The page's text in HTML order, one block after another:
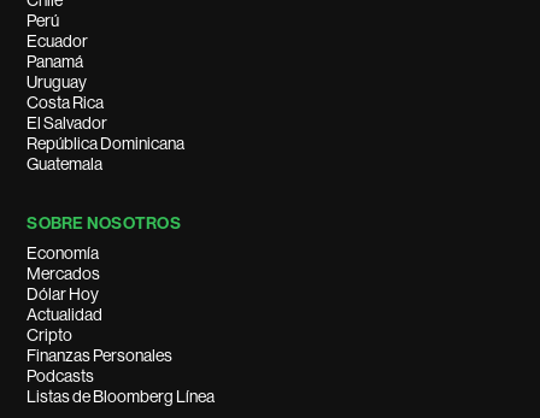
Perú
Ecuador
Panamá
Uruguay
Costa Rica
El Salvador
República Dominicana
Guatemala
SOBRE NOSOTROS
Economía
Mercados
Dólar Hoy
Actualidad
Cripto
Finanzas Personales
Podcasts
Listas de Bloomberg Línea